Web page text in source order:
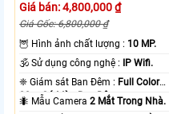
Giá bán: 4,800,000 ₫
Giá Gốc: 6,800,000 ₫
🦉 Hình ảnh chất lượng : 10 MP.
🕉️ Sử dụng công nghệ :
IP Wifi.
❈ Giám sát Ban Đêm : Full Color
20m Có Màu Ban Ðêm.
🐜 Mẫu Camera2 Mắt Trong Nhà.